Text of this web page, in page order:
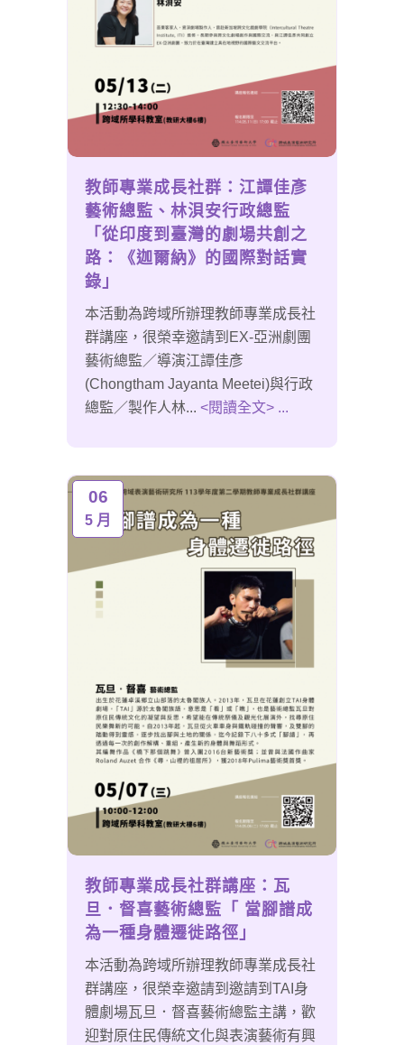
教師專業成長社群：江譚佳彥
藝術總監、林浿安行政總監
「從印度到臺灣的劇場共創之
路：《迦爾納》的國際對話實
錄」
本活動為跨域所辦理教師專業成長社
群講座，很榮幸邀請到EX-亞洲劇團
藝術總監／導演江譚佳彥
(Chongtham Jayanta Meetei)與行政
總監／製作人林... <閱讀全文> ...
06
5 月
教師專業成長社群講座：瓦
旦．督喜藝術總監「 當腳譜成
為一種身體遷徙路徑」
本活動為跨域所辦理教師專業成長社
群講座，很榮幸邀請到邀請到TAI身
體劇場瓦旦．督喜藝術總監主講，歡
迎對原住民傳統文化與表演藝術有興